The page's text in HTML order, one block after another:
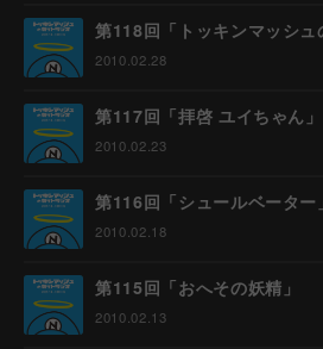
第118回「トッキンマッシュ
2010.02.28
第117回「拝啓 ユイちゃん」
2010.02.23
第116回「シュールベーター」
2010.02.18
第115回「おへその妖精」
2010.02.13